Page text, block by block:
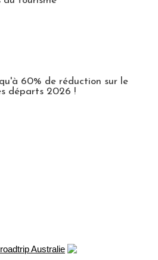
60% de réduction sur le
départs 2026 !